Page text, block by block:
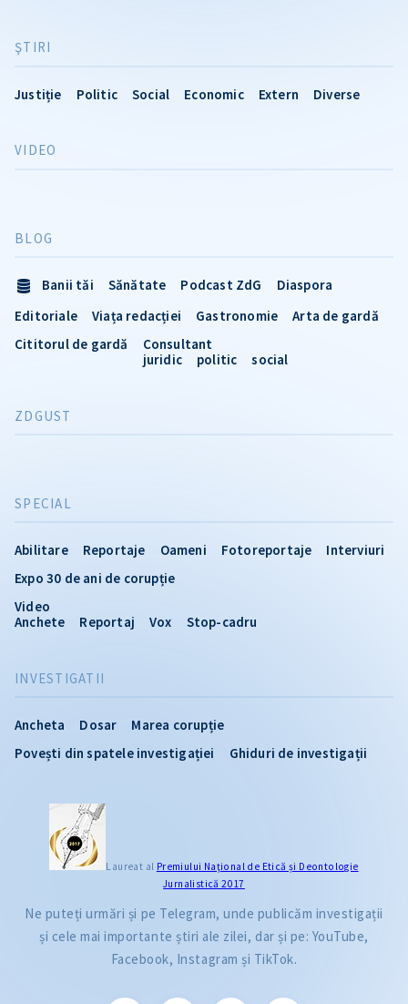
ŞTIRI
Justiție Politic Social Economic Extern Diverse
INVESTIGATII
Ancheta Dosar
Marea corupție
Povești din spatele investigației
Ghiduri de investigații
VIDEO
SPECIAL
Abilitare Reportaje Oameni Fotoreportaje
Interviuri
Expo 30 de ani de corupție
Video
Anchete
Reportaj Vox Stop-cadru
BLOG
Banii tăi Sănătate Podcast ZdG
Diaspora
Editoriale
Viața redacției Gastronomie
Arta de gardă
Cititorul de gardă
Consultant
juridic
politic social
ZDGUST
Laureat al Premiului Naţional de Etică și Deontologie
Jurnalistică 2017
Ne puteți urmări și pe Telegram, unde publicăm investigații
și cele mai importante știri ale zilei, dar și pe: YouTube,
Facebook, Instagram și TikTok.